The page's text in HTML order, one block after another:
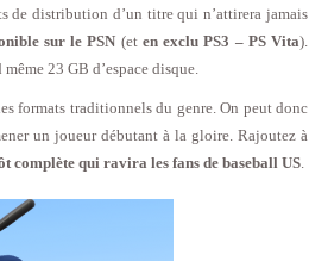
distribution d’un titre qui n’attirera jamais
sur le PSN (et en exclu PS3 – PS Vita).
23 GB d’espace disque.
formats traditionnels du genre. On peut donc
un joueur débutant à la gloire. Rajoutez à
complète qui ravira les fans de baseball US